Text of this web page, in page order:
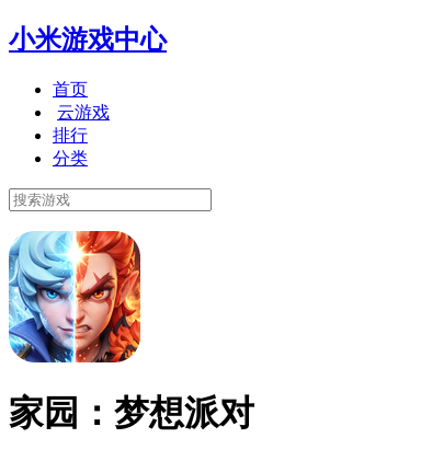
小米游戏中心
首页
云游戏
排行
分类
家园：梦想派对